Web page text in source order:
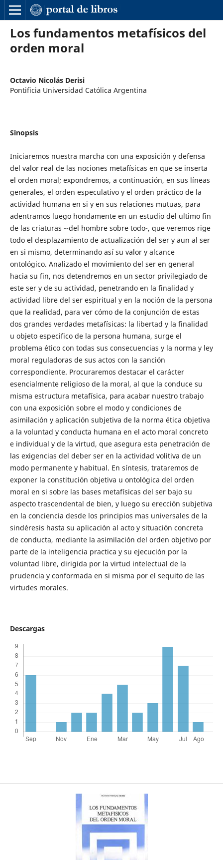
Los fundamentos metafísicos del
orden moral
Octavio Nicolás Derisi
Pontificia Universidad Católica Argentina
Sinopsis
Iniciaremos nuestra marcha con una exposición y defensa
del valor real de las nociones metafísicas en que se inserta
el orden moral; expondremos, a continuación, en sus líneas
generales, el orden especulativo y el orden práctico de la
actividad humana en si y en sus relaciones mutuas, para
adentramos luego hondamente en un estudio del ultimo fin
de las criaturas --del hombre sobre todo-, que veremos rige
todo el desplazamiento de actualización del ser y aun al ser
en si mismo, determinando así su valor y alcance
ontológico. Analizado el movimiento del ser en general
hacia su fin, nos detendremos en un sector privilegiado de
este ser y de su actividad, penetrando en la finalidad y
actividad libre del ser espiritual y en la noción de la persona
que la realidad, para ver cómo de la conjunción de estas
dos grandes verdades metafísicas: la libertad y la finalidad
u objeto especifico de la persona humana, surge el
problema ético con todas sus consecuencias y la norma y ley
moral reguladoras de sus actos con la sanción
correspondiente. Procuraremos destacar el carácter
esencialmente religioso de la moral, al que la conduce su
misma estructura metafísica, para acabar nuestro trabajo
con una exposición sobre el modo y condiciones de
asimilación y aplicación subjetiva de la norma ética objetiva
a la voluntad y conducta humana en el acto moral concreto
e individual y de la virtud, que asegura esta penetración de
las exigencias del deber ser en la actividad volitiva de un
modo permanente y habitual. En síntesis, trataremos de
exponer la constitución objetiva u ontológica del orden
moral en si sobre las bases metafísicas del ser bajo su
aspecto trascendental de bien, y luego su erección subjetiva
en la conciencia desde los principios mas universales de la
sindéresis hasta su aplicación al acto y situación concreta
de conducta, mediante la asimilación del orden objetivo por
parte de la inteligencia practica y su ejecución por la
voluntad libre, dirigida por la virtud intelectual de la
prudencia y conformada en si misma por el sequito de las
virtudes morales.
Descargas